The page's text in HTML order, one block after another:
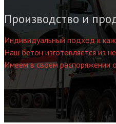
Производство и
Индивидуальный подход к
Наш бетон изготовляется из
Имеем в своем распоряжении